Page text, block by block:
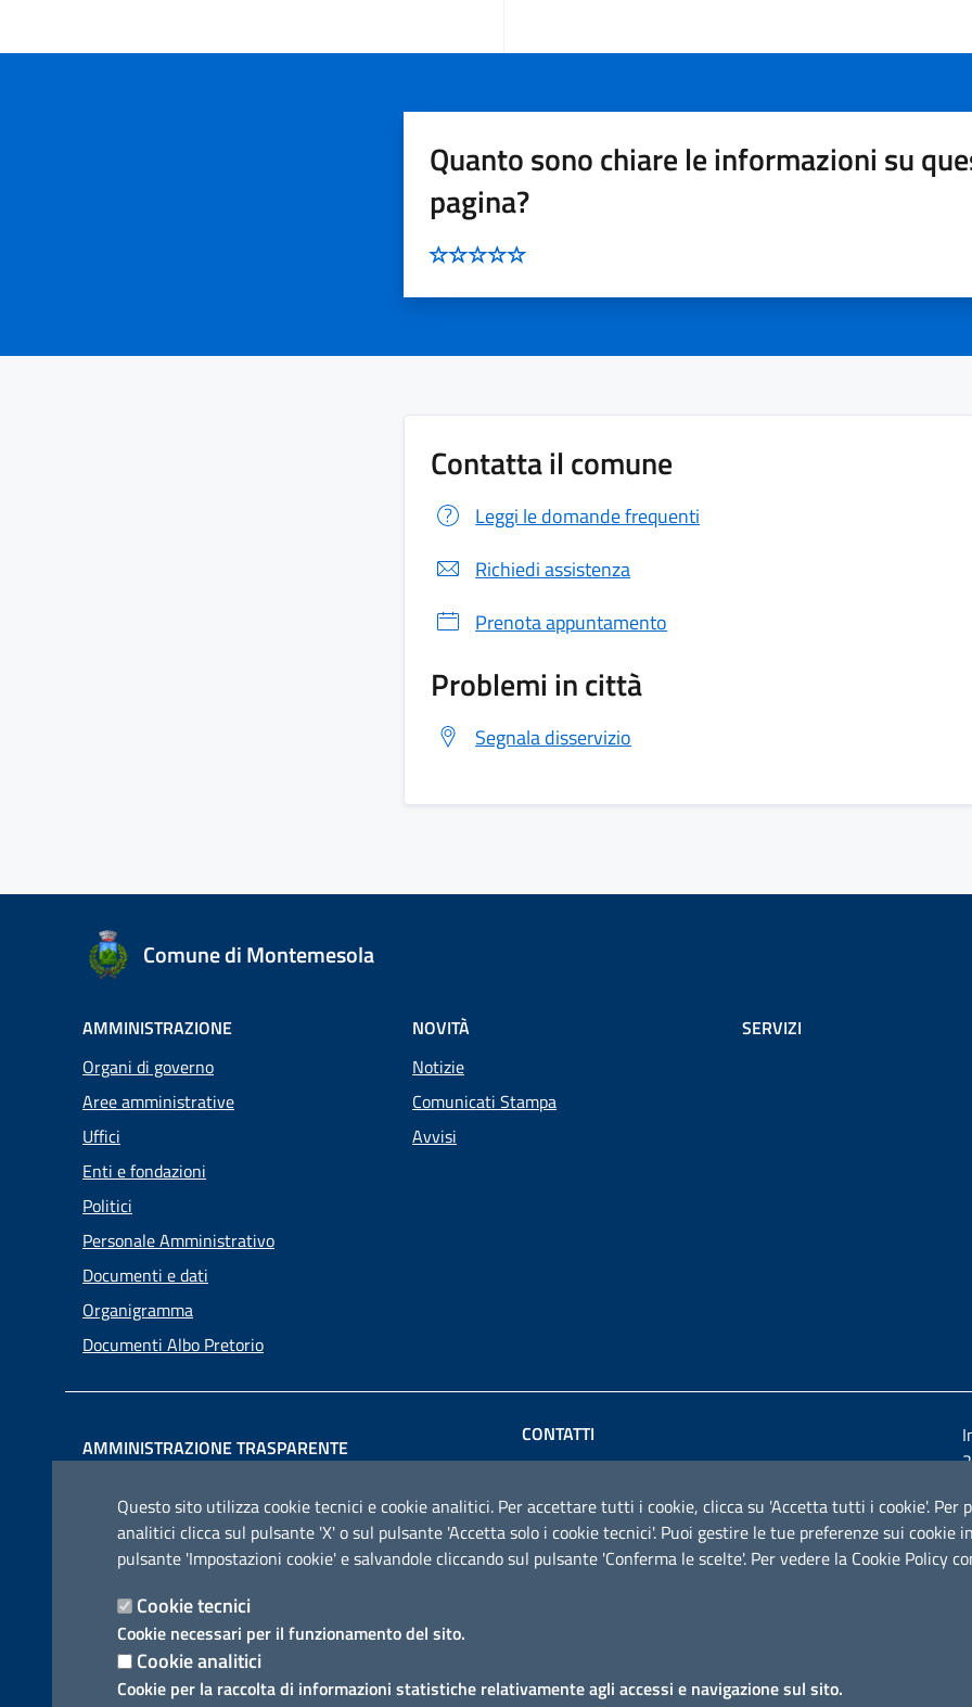
Questo sito utilizza cookie tecnici e cookie analitici. Per accettare tutti i cookie, clicca su 'Accetta tutti i cookie'. Per
analitici clicca sul pulsante 'X' o sul pulsante 'Accetta solo i cookie tecnici'. Puoi gestire le tue preferenze sui cookie
pulsante 'Impostazioni cookie' e salvandole cliccando sul pulsante 'Conferma le scelte'. Per vedere la Cookie Policy
Cookie tecnici
Cookie necessari per il funzionamento del sito.
Cookie analitici
Cookie per la raccolta di informazioni statistiche relativamente agli accessi e navigazione sul sito.
Quanto sono chiare le informazioni su
pagina?
Contatta il comune
Leggi le domande frequenti
Richiedi assistenza
Prenota appuntamento
Problemi in città
Segnala disservizio
Comune di Montemesola
AMMINISTRAZIONE
Organi di governo
Aree amministrative
Uffici
Enti e fondazioni
Politici
Personale Amministrativo
Documenti e dati
Organigramma
Documenti Albo Pretorio
NOVITÀ
Notizie
Comunicati Stampa
Avvisi
SERVIZI
AMMINISTRAZIONE TRASPARENTE
condizioni previste dalla direttiva comunitaria
2003/98/CE e dal d.lgs. 36/2006
CONTATTI
Comune di Montemesola
Via Roma 23 - 74020 Montemesola (TA)
P.IVA: 01749850739
Codice fiscale: 80010090738